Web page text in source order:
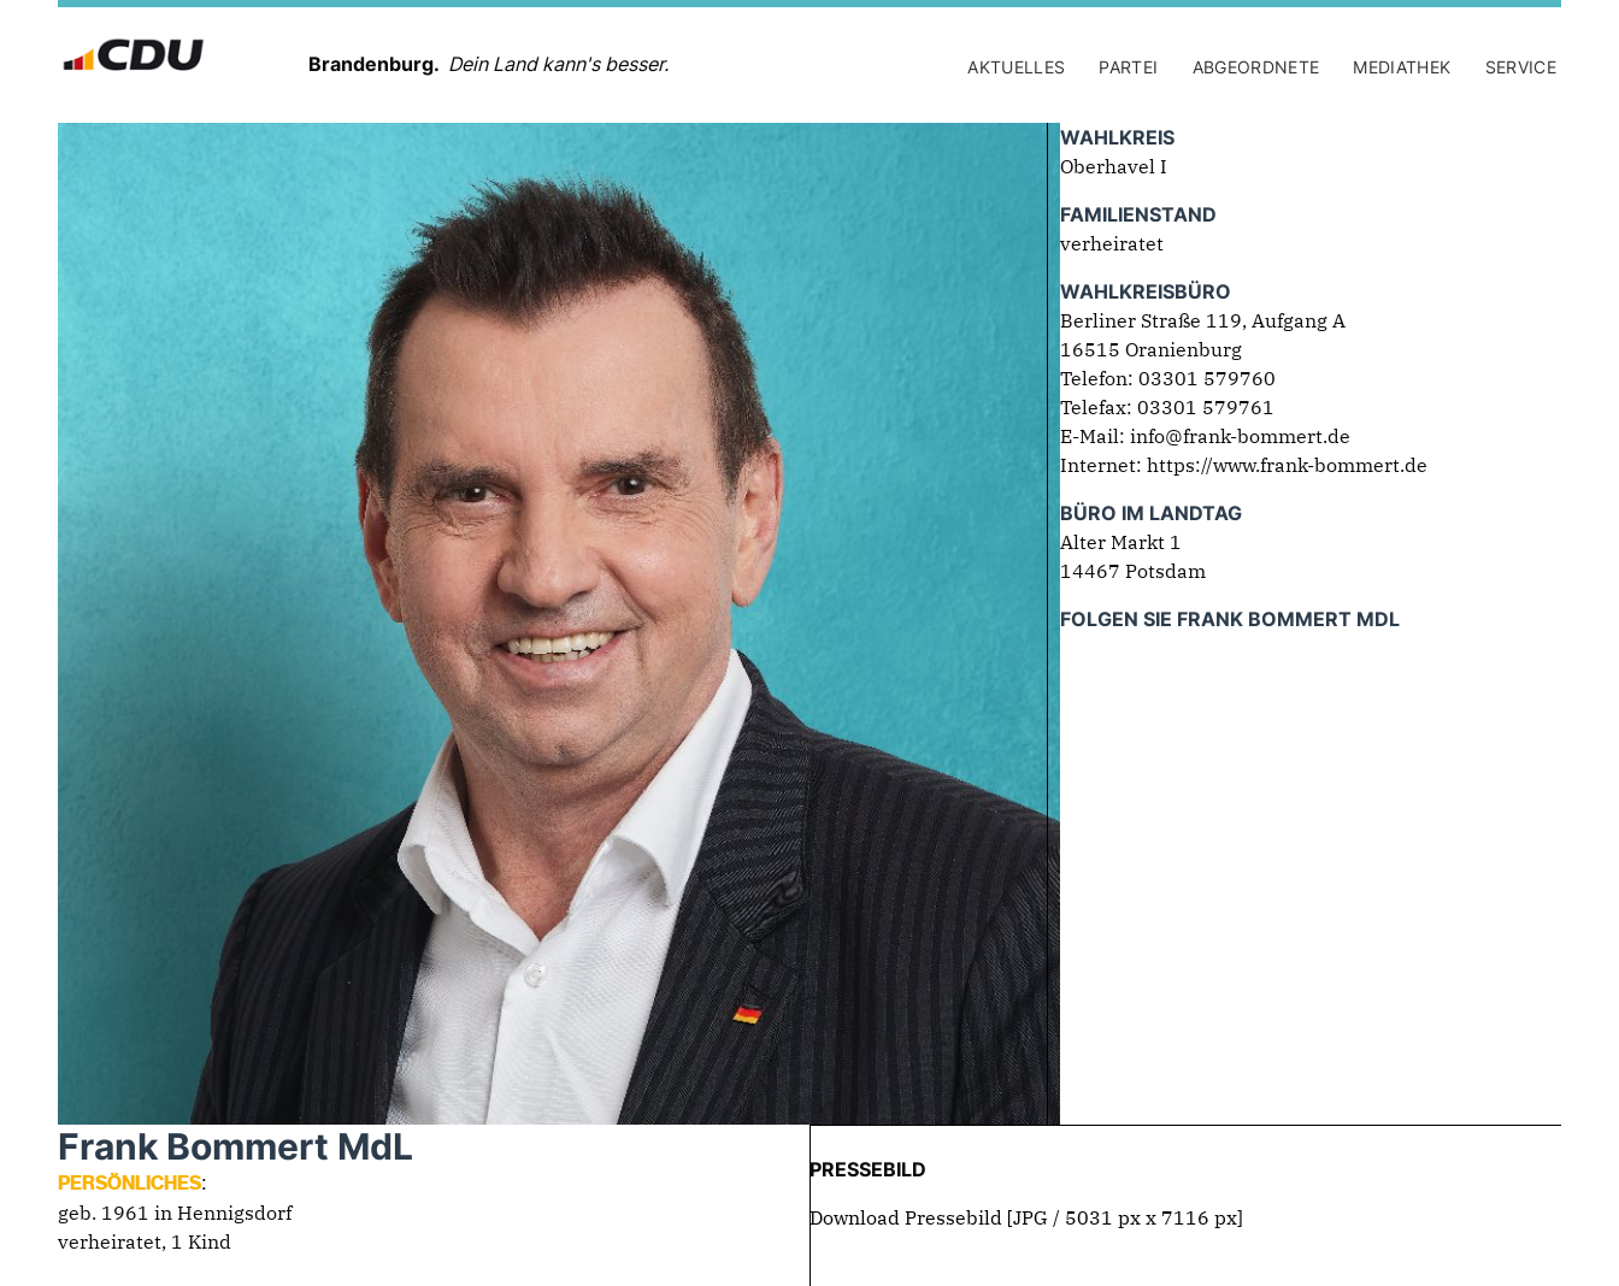
Brandenburg. Dein Land kann's besser. AKTUELLES PARTEI ABGEORDNETE MEDIATHEK SERVICE
WAHLKREIS
Oberhavel I
FAMILIENSTAND
verheiratet
WAHLKREISBÜRO
Berliner Straße 119, Aufgang A
16515 Oranienburg
Telefon: 03301 579760
Telefax: 03301 579761
E-Mail: info@frank-bommert.de
Internet: https://www.frank-bommert.de
BÜRO IM LANDTAG
Alter Markt 1
14467 Potsdam
FOLGEN SIE FRANK BOMMERT MDL
Frank Bommert MdL
PERSÖNLICHES:
geb. 1961 in Hennigsdorf
verheiratet, 1 Kind
PRESSEBILD
Download Pressebild [JPG / 5031 px x 7116 px]